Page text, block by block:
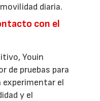
diaria.
con el
Youin
de pruebas para
experimentar el
y el